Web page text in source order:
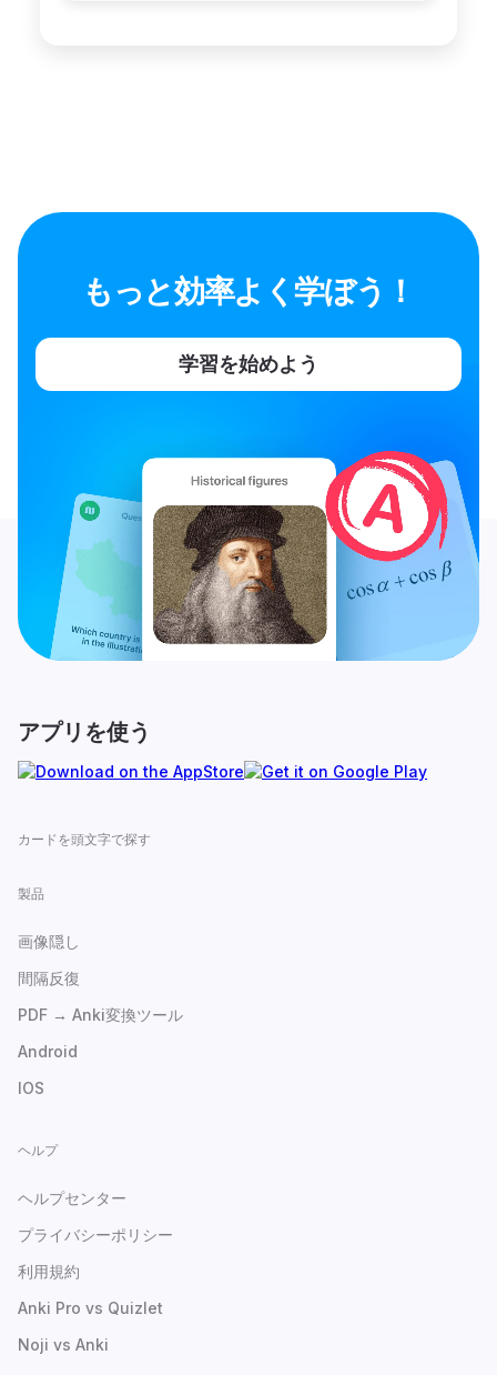
もっと効率よく学ぼう！
学習を始めよう
アプリを使う
カードを頭文字で探す
製品
画像隠し
間隔反復
PDF → Anki変換ツール
Android
IOS
ヘルプ
ヘルプセンター
プライバシーポリシー
利用規約
Anki Pro vs Quizlet
Noji vs Anki